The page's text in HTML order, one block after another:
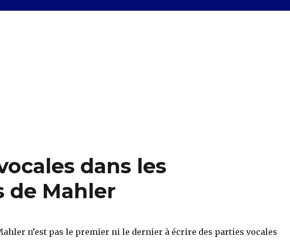
dans les
de Mahler
n’est pas le premier ni le dernier à écrire des parties vocales